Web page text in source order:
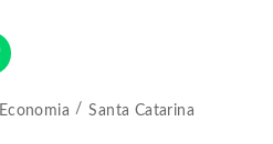
Economia Santa Catarina